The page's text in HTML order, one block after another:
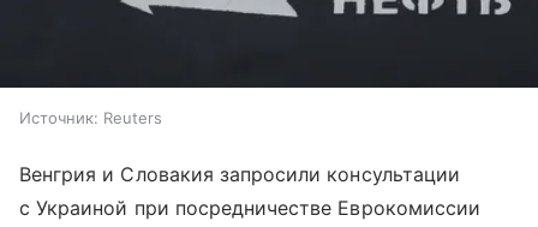
Источник: Reuters
Венгрия и Словакия запросили консультации
с Украиной при посредничестве Еврокомиссии